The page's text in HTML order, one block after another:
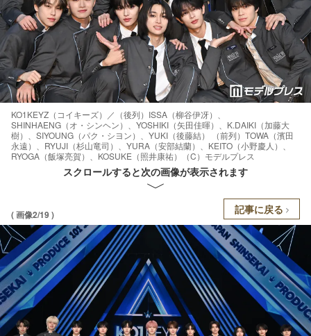
KO1KEYZ（コイキーズ）／（後列）ISSA（柳谷伊冴）、
SHINHAENG（オ・シンヘン）、YOSHIKI（矢田佳暉）、K.DAIKI（加藤大
樹）、SIYOUNG（パク・シヨン）、YUKI（後藤結） （前列）TOWA（濱田
永遠）、RYUJI（杉山竜司）、YURA（安部結蘭）、KEITO（小野慶人）、
RYOGA（飯塚亮賀）、KOSUKE（照井康祐）（C）モデルプレス
スクロールすると次の画像が表示されます
( 画像2/19 ) 記事に戻る